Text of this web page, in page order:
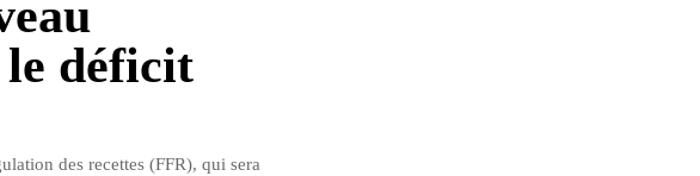
déficit
des recettes (FFR), qui sera